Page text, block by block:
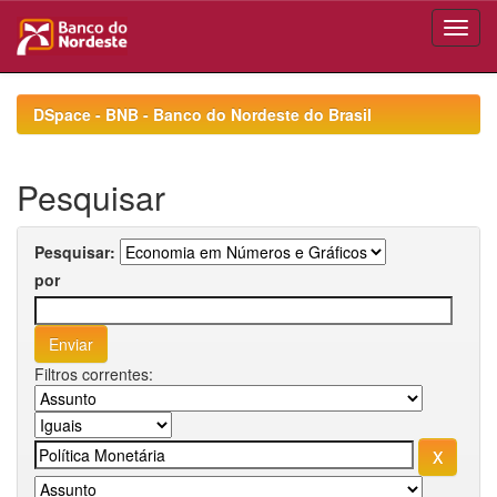
navigationDSpace - BNB - Banco do Nordeste do Brasil
Pesquisar
Pesquisar:
por
Filtros correntes: